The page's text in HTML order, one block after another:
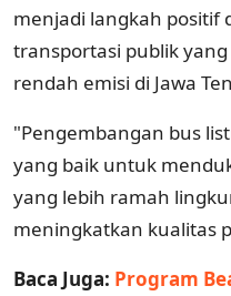
menjadi langkah positif
transportasi publik
rendah emisi di Jawa
"Pengembangan bus
yang baik untuk
yang lebih ramah
meningkatkan kualitas
Baca Juga: Program